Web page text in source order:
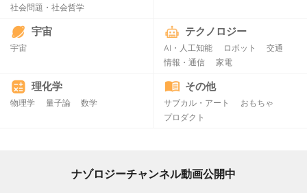
社会問題・社会哲学
宇宙
宇宙
テクノロジー
AI・人工知能 ロボット
交通
情報・通信
家電
理化学
物理学 量子論 数学
その他
サブカル・アート
おもちゃ
プロダクト
ナゾロジーチャンネル動画公開中